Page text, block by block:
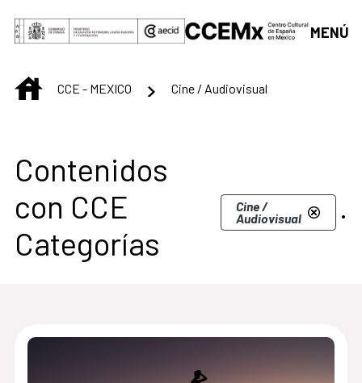
Saltar al contenido principal
MENÚ
INICIOCCE - MEXICO Cine / Audiovisual
Centro Cultural de
Contenidos
con CCE
Categorías
Cine /
Audiovisual .